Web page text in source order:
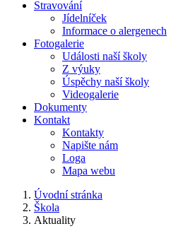
Stravování
Jídelníček
Informace o alergenech
Fotogalerie
Události naší školy
Z výuky
Úspěchy naší školy
Videogalerie
Dokumenty
Kontakt
Kontakty
Napište nám
Loga
Mapa webu
Úvodní stránka
Škola
Aktuality